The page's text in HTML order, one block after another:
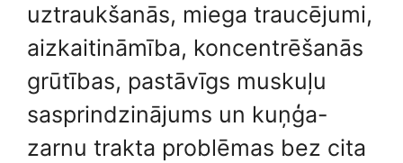
uztraukšanās, miega traucējumi,
aizkaitināmība, koncentrēšanās
grūtības, pastāvīgs muskuļu
sasprindzinājums un kuņģa-
zarnu trakta problēmas bez cita